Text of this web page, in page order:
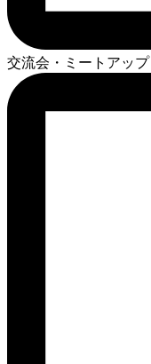
交流会・ミートアップ